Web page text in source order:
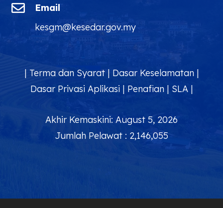

Email
kesgm@kesedar.gov.my
| Terma dan Syarat| Dasar Keselamatan|
Dasar Privasi Aplikasi| Penafian| SLA|
Akhir Kemaskini: August 5, 2026
Jumlah Pelawat : 2,146,055